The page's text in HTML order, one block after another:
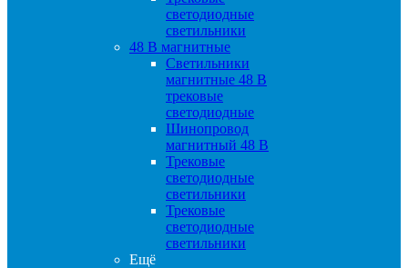
светодиодные
светильники
48 B магнитные
Светильники
магнитные 48 В
трековые
светодиодные
Шинопровод
магнитный 48 В
Трековые
светодиодные
светильники
Трековые
светодиодные
светильники
Ещё